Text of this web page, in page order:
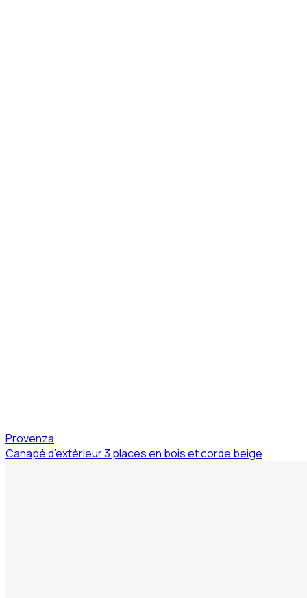
Provenza
Canapé d’extérieur 3 places en bois et corde beige